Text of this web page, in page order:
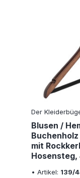
Der
Blusen /
mit
Hosensteg,
• Artikel: 139/